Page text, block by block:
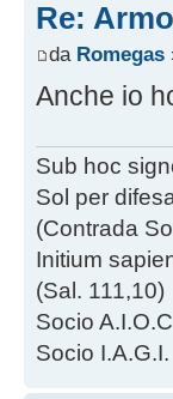
Re:
da Romegas
Anche io
Sub hoc
Sol per
(Contrada
Initium
(Sal. 111,10)
Socio
Socio I.A.G.I.